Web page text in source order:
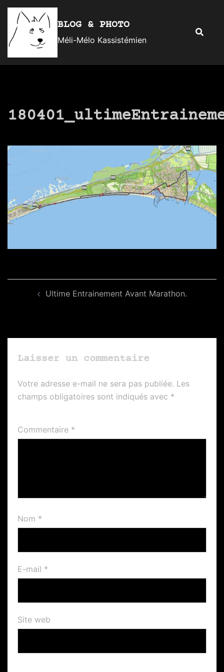
Aller
contenu
BLOG & PHOTO
Méli-Mélo Kassistémien
d’articleUltime Entrainement Avant Marathon.
Laisser un commentaire
Votre adresse e-mail ne sera pas publiée. Les
champs obligatoires sont indiqués avec *
Commentaire *
Nom *
E-mail *
Site web